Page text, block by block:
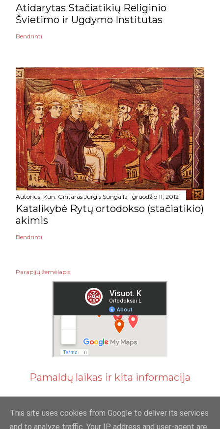
Atidarytas Stačiatikių Religinio
Švietimo ir Ugdymo Institutas
Bendrinti
Autorius: Kun. Gintaras Jurgis Sungaila gruodžio 11, 2012
Katalikybė Rytų ortodokso (stačiatikio)
akimis
Bendrinti
Parapijų žemėlapis
Pamaldų laikas ir kita informacija
This site uses cookies from Google to deliver its services
and to analyze traffic. Your IP address and user-agent are